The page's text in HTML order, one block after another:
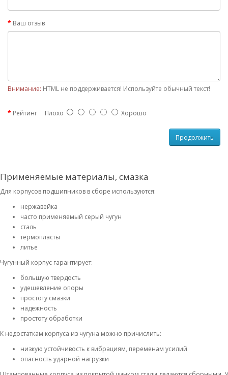
Ваш отзыв
Внимание: HTML не поддерживается! Используйте обычный текст!
Рейтинг Плохо Хорошо
Продолжить
Применяемые материалы, смазка
Для корпусов подшипников в сборе используются:
нержавейка
часто применяемый серый чугун
сталь
термопласты
литье
Чугунный корпус гарантирует:
большую твердость
удешевление опоры
простоту смазки
надежность
простоту обработки
К недостаткам корпуса из чугуна можно причислить:
низкую устойчивость к вибрациям, переменам усилий
опасность ударной нагрузки